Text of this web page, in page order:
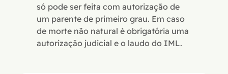
só pode ser feita com autorização de
um parente de primeiro grau. Em caso
de morte não natural é obrigatória uma
autorização judicial e o laudo do IML.